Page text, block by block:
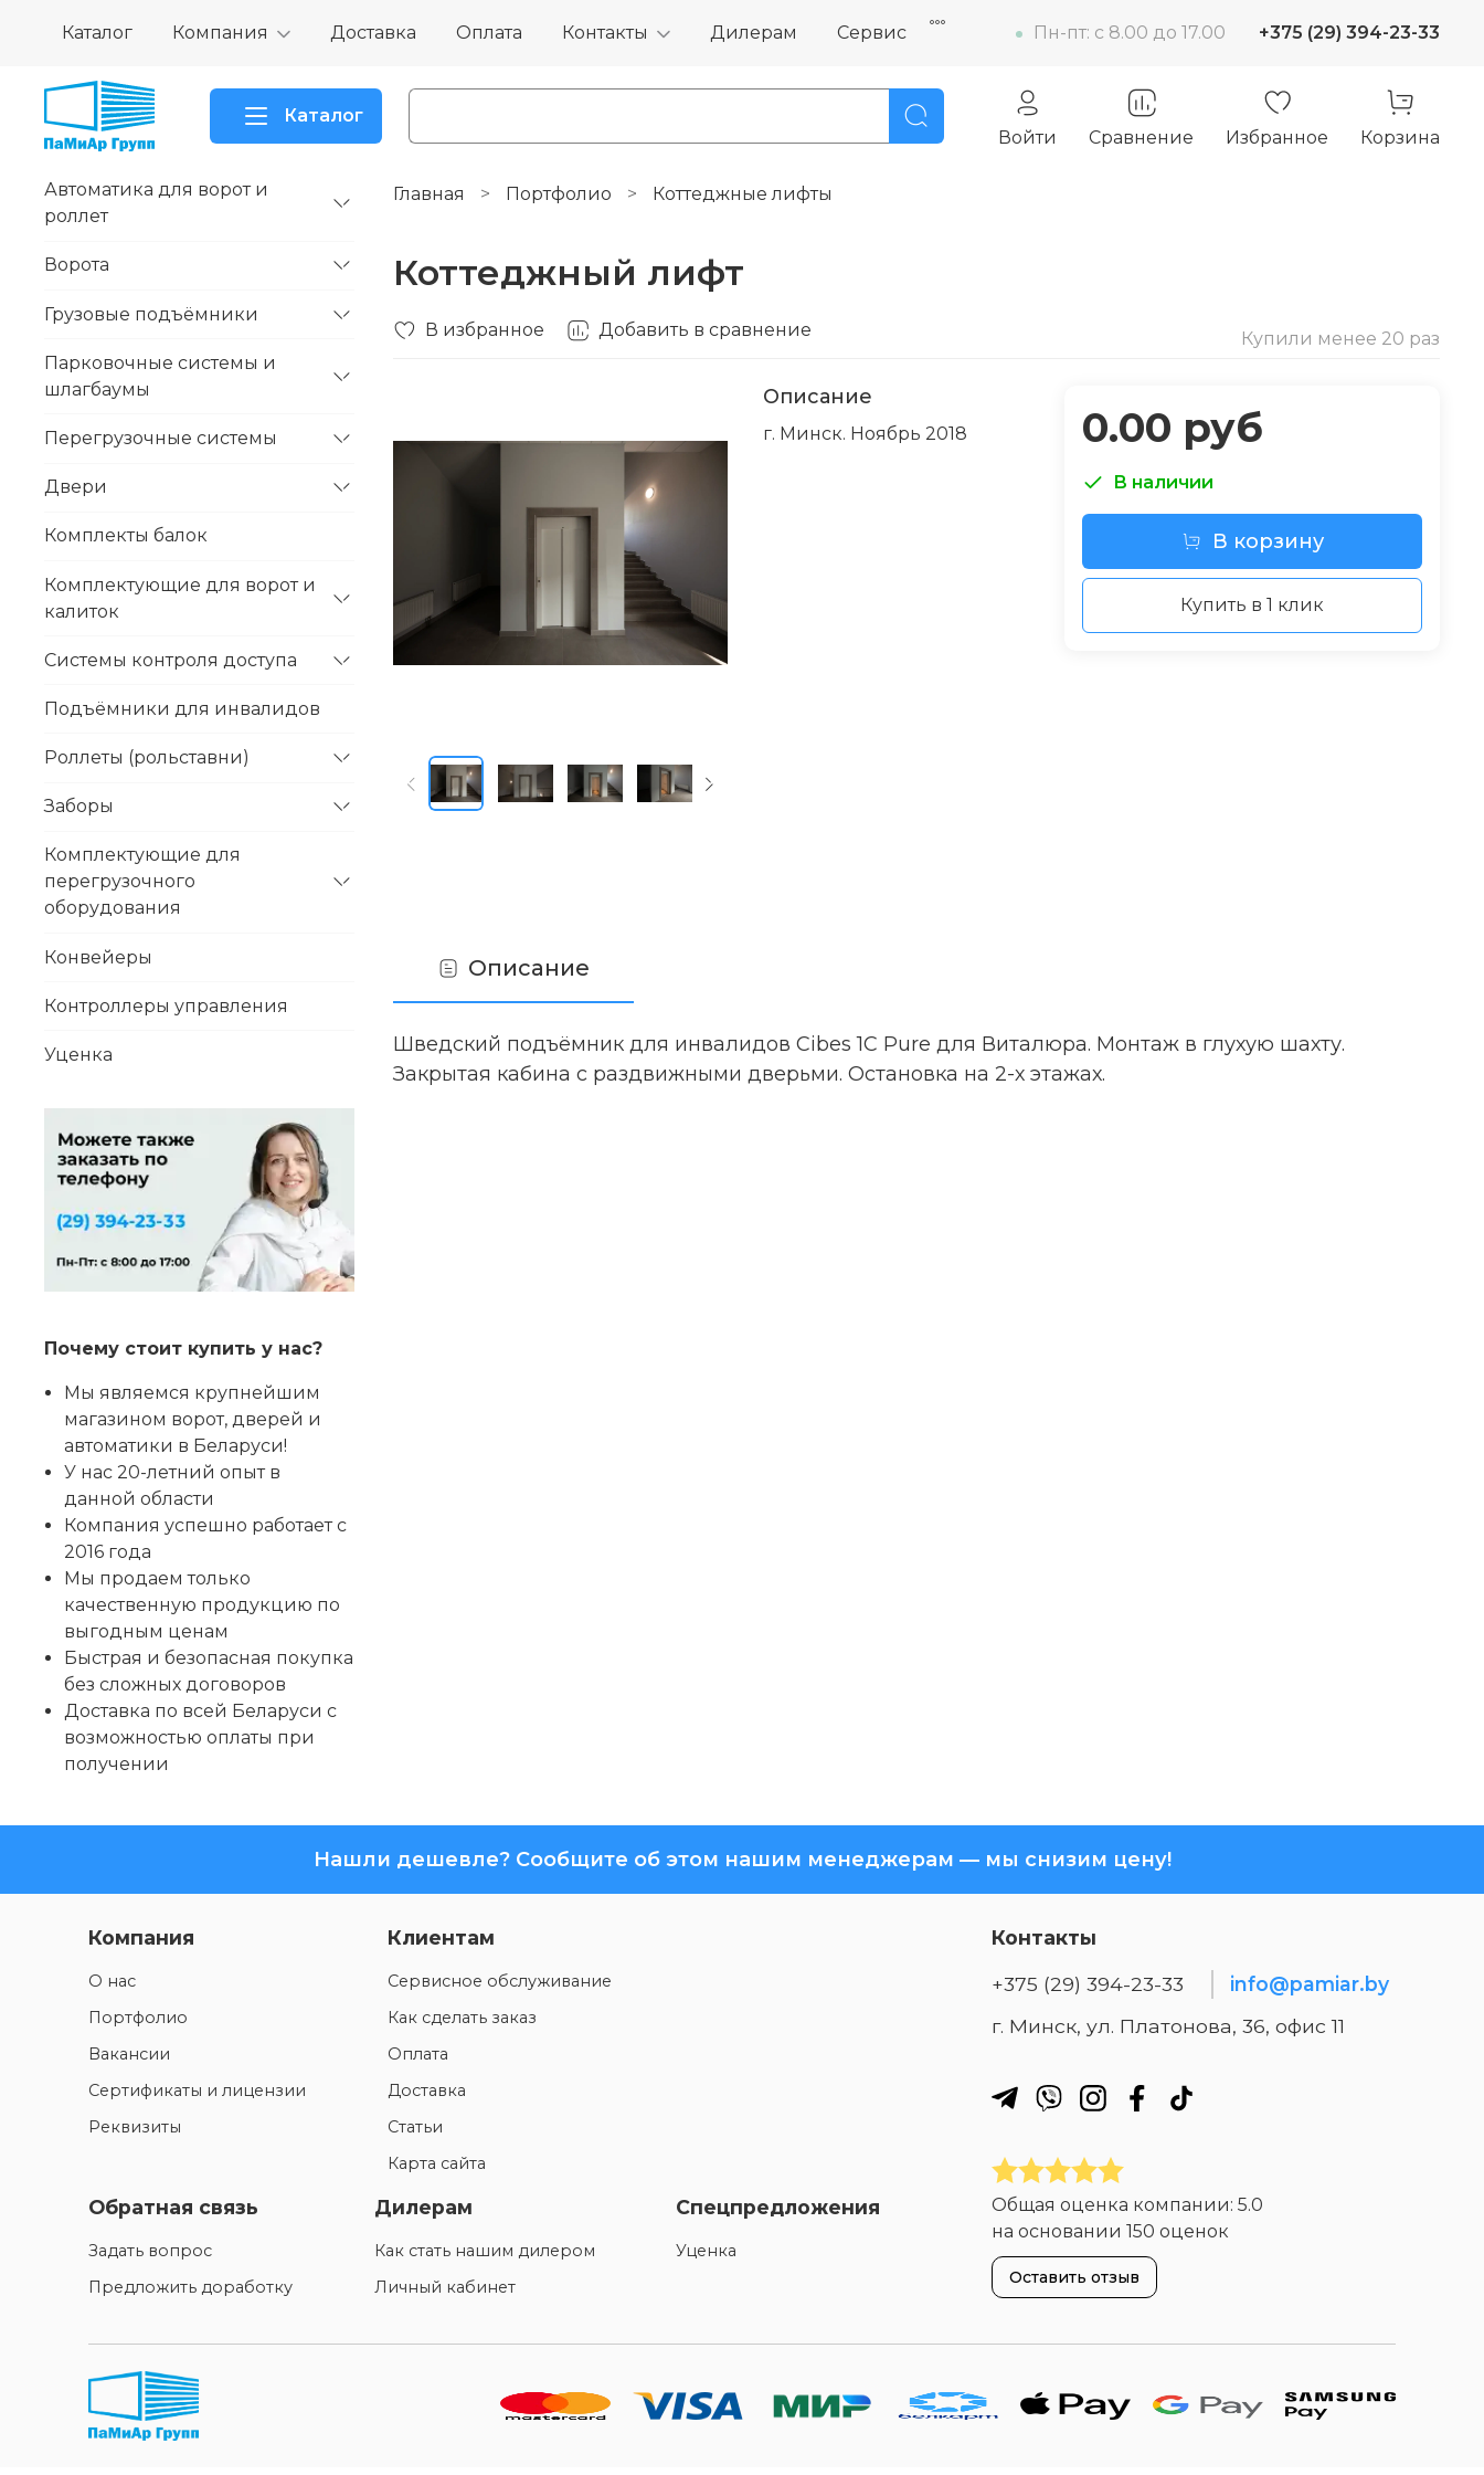
Каталог Компания Доставка Оплата Контакты Дилерам Сервис Пн-пт: c 8.00 до 17.00 +375 (29) 394-23-33
Каталог
Войти
Сравнение Избранное Корзина
Главная Портфолио Коттеджные лифты
Коттеджный лифт
В избранное Добавить в сравнение Купили менее 20 раз
Описание
г. Минск. Ноябрь 2018 0.00 руб
В наличии
В корзину
Купить в 1 клик
Описание
Шведский подъёмник для инвалидов Cibes 1C Pure для Виталюра. Монтаж в глухую шахту.
Закрытая кабина с раздвижными дверьми. Остановка на 2-х этажах.
Автоматика для ворот и
роллет
Ворота
Грузовые подъёмники
Парковочные системы и
шлагбаумы
Перегрузочные системы
Двери
Комплекты балок
Комплектующие для ворот и
калиток
Системы контроля доступа
Подъёмники для инвалидов
Роллеты (рольставни)
Заборы
Комплектующие для
перегрузочного
оборудования
Конвейеры
Контроллеры управления
Уценка
Почему стоит купить у нас?
Мы являемся крупнейшим
магазином ворот, дверей и
автоматики в Беларуси!
У нас 20-летний опыт в
данной области
Компания успешно работает с
2016 года
Мы продаем только
качественную продукцию по
выгодным ценам
Быстрая и безопасная покупка
без сложных договоров
Доставка по всей Беларуси с
возможностью оплаты при
получении
Нашли дешевле? Сообщите об этом нашим менеджерам — мы снизим цену!
Компания
О нас
Портфолио
Вакансии
Сертификаты и лицензии
Реквизиты
Клиентам
Сервисное обслуживание
Как сделать заказ
Оплата
Доставка
Статьи
Карта сайта
Обратная связь
Задать вопрос
Предложить доработку
Дилерам
Как стать нашим дилером
Личный кабинет
Спецпредложения
Уценка
Контакты
+375 (29) 394-23-33
info@pamiar.by
г. Минск, ул. Платонова, 36, офис 11
Общая оценка компании: 5.0
на основании 150 оценок
Оставить отзыв